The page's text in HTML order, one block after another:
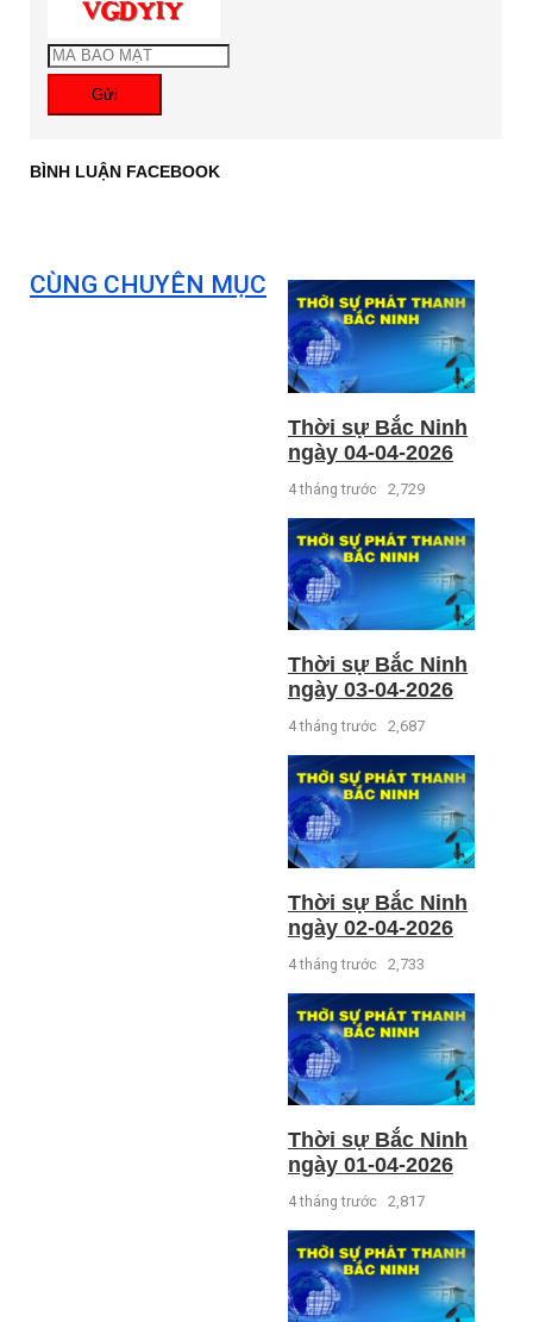
Gửi
BÌNH LUẬN FACEBOOK
CÙNG CHUYÊN MỤC
Thời sự Bắc Ninh
ngày 04-04-2026
4 tháng trước 2,729
Thời sự Bắc Ninh
ngày 03-04-2026
4 tháng trước 2,687
Thời sự Bắc Ninh
ngày 02-04-2026
4 tháng trước 2,733
Thời sự Bắc Ninh
ngày 01-04-2026
4 tháng trước 2,817